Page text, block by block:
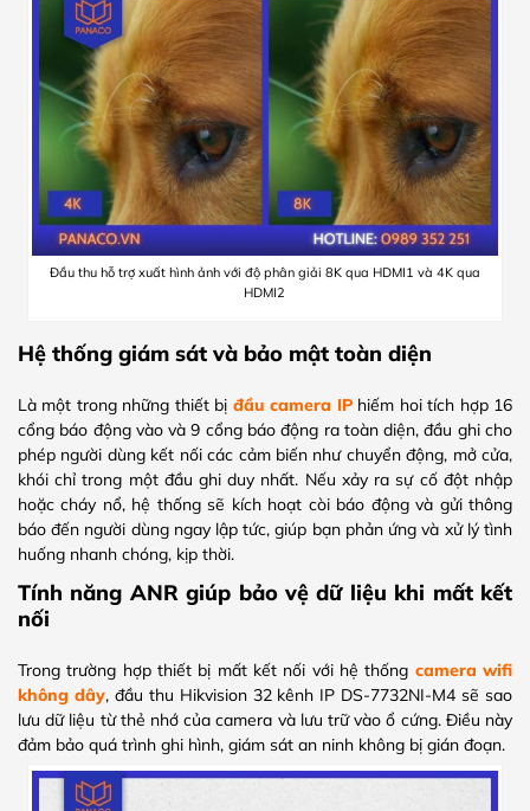
Đầu thu hỗ trợ xuất hình ảnh với độ phân giải 8K qua HDMI1 và 4K qua
HDMI2
Hệ thống giám sát và bảo mật toàn diện
Là một trong những thiết bị đầu camera IPhiếm hoi tích hợp 16
cổng báo động vào và 9 cổng báo động ra toàn diện, đầu ghi cho
phép người dùng kết nối các cảm biến như chuyển động, mở cửa,
khói chỉ trong một đầu ghi duy nhất. Nếu xảy ra sự cố đột nhập
hoặc cháy nổ, hệ thống sẽ kích hoạt còi báo động và gửi thông
báo đến người dùng ngay lập tức, giúp bạn phản ứng và xử lý tình
huống nhanh chóng, kịp thời.
Tính năng ANR giúp bảo vệ dữ liệu khi mất kết
nối
Trong trường hợp thiết bị mất kết nối với hệ thống camera wifi
không dây, đầu thu Hikvision 32 kênh IP DS-7732NI-M4 sẽ sao
lưu dữ liệu từ thẻ nhớ của camera và lưu trữ vào ổ cứng. Điều này
đảm bảo quá trình ghi hình, giám sát an ninh không bị gián đoạn.